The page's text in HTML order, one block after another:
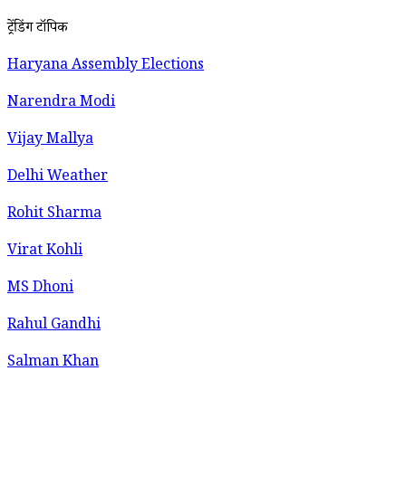
ट्रेंडिंग टॉपिक
Haryana Assembly Elections
Narendra Modi
Vijay Mallya
Delhi Weather
Rohit Sharma
Virat Kohli
MS Dhoni
Rahul Gandhi
Salman Khan